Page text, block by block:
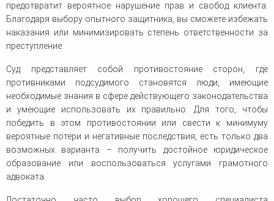
предотвратит вероятное нарушение прав и свобод клиента.
Благодаря выбору опытного защитника, вы сможете избежать
наказания или минимизировать степень ответственности за
преступление.
Суд представляет собой противостояние сторон, где
противниками подсудимого становятся люди, имеющие
необходимые знания в сфере действующего законодательства
и умеющие использовать их правильно. Для того, чтобы
победить в этом противостоянии или свести к минимуму
вероятные потери и негативные последствия, есть только два
возможных варианта – получить достойное юридическое
образование или воспользоваться услугами грамотного
адвоката.